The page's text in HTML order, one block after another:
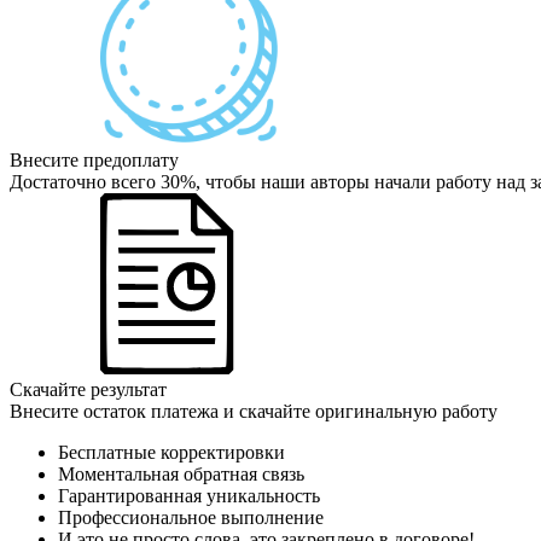
Внесите предоплату
Достаточно всего 30%, чтобы наши авторы начали работу над
Скачайте результат
Внесите остаток платежа и скачайте оригинальную работу
Бесплатные корректировки
Моментальная обратная связь
Гарантированная уникальность
Профессиональное выполнение